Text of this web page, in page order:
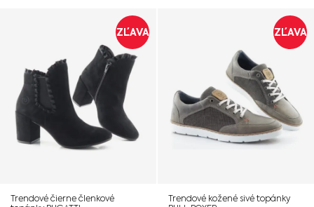
ZĽAVA
Trendové čierne členkové
ZĽAVA
Trendové kožené sivé topánky